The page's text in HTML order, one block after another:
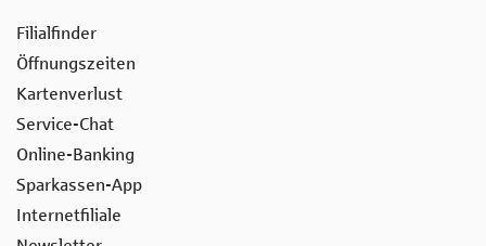
Filialfinder
Öffnungszeiten
Kartenverlust
Service-Chat
Online-Banking
Sparkassen-App
Internetfiliale